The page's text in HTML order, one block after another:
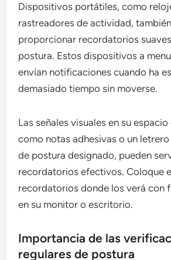
Dispositivos portátiles, como
rastreadores de actividad,
proporcionar recordatorios
postura. Estos dispositivos a
envían notificaciones cuando ha
demasiado tiempo sin moverse.
Las señales visuales en su
como notas adhesivas o un
de postura designado, pueden
recordatorios efectivos. Coloque
recordatorios donde los verá con
en su monitor o escritorio.
Importancia de las
regulares de postura